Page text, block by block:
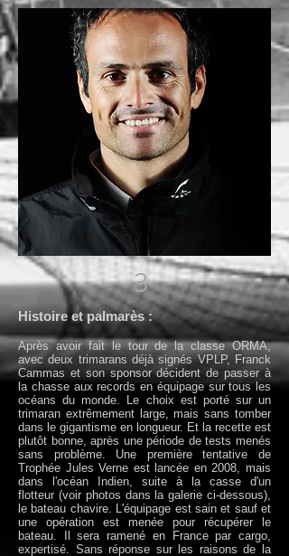
3
Histoire et palmarès :
Après avoir fait le tour de la classe ORMA,
avec deux trimarans déjà signés VPLP, Franck
Cammas et son sponsor décident de passer à
la chasse aux records en équipage sur tous les
océans du monde. Le choix est porté sur un
trimaran extrêmement large, mais sans tomber
dans le gigantisme en longueur. Et la recette est
plutôt bonne, après une période de tests menés
sans problème. Une première tentative de
Trophée Jules Verne est lancée en 2008, mais
dans l'océan Indien, suite à la casse d'un
flotteur (voir photos dans la galerie ci-dessous),
le bateau chavire. L'équipage est sain et sauf et
une opération est menée pour récupérer le
bateau. Il sera ramené en France par cargo,
expertisé. Sans réponse sur les raisons de la